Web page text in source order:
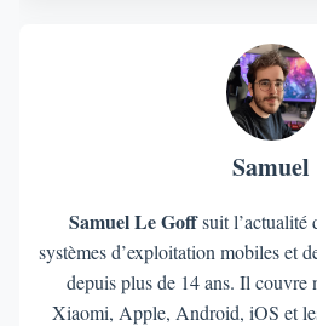
Samuel
Samuel Le Goffsuit l’actualité
systèmes d’exploitation mobiles et
depuis plus de 14 ans. Il couvre
Xiaomi, Apple, Android, iOS et